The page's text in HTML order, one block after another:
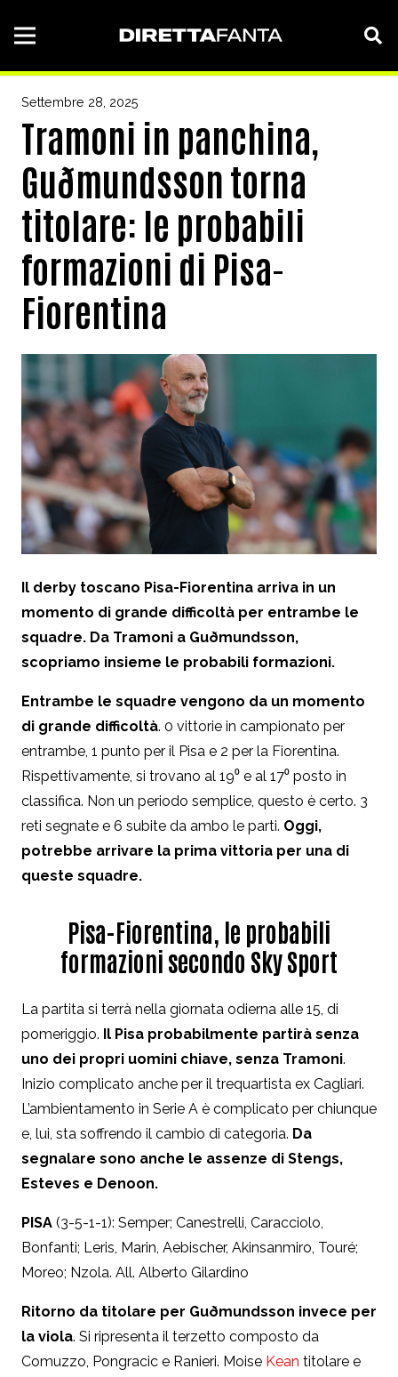
Settembre 28, 2025
Tramoni in panchina,
Guðmundsson torna
titolare: le probabili
formazioni di Pisa-
Fiorentina
Il derby toscano Pisa-Fiorentina arriva in un
momento di grande difficoltà per entrambe le
squadre. Da Tramoni a Guðmundsson,
scopriamo insieme le probabili formazioni.
Entrambe le squadre vengono da un momento
di grande difficoltà. 0 vittorie in campionato per
entrambe, 1 punto per il Pisa e 2 per la Fiorentina.
Rispettivamente, si trovano al 19⁰ e al 17⁰ posto in
classifica. Non un periodo semplice, questo è certo. 3
reti segnate e 6 subite da ambo le parti. Oggi,
potrebbe arrivare la prima vittoria per una di
queste squadre.
Pisa-Fiorentina, le probabili
formazioni secondo Sky Sport
La partita si terrà nella giornata odierna alle 15, di
pomeriggio. Il Pisa probabilmente partirà senza
uno dei propri uomini chiave, senza Tramoni.
Inizio complicato anche per il trequartista ex Cagliari.
L’ambientamento in Serie A è complicato per chiunque
e, lui, sta soffrendo il cambio di categoria. Da
segnalare sono anche le assenze di Stengs,
Esteves e Denoon.
PISA (3-5-1-1): Semper; Canestrelli, Caracciolo,
Bonfanti; Leris, Marin, Aebischer, Akinsanmiro, Touré;
Moreo; Nzola. All. Alberto Gilardino
Ritorno da titolare per Guðmundsson invece per
la viola. Si ripresenta il terzetto composto da
Comuzzo, Pongracic e Ranieri. Moise Kean titolare e